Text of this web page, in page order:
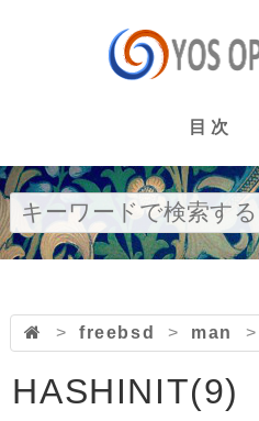
目次
> freebsd > man >
HASHINIT(9)